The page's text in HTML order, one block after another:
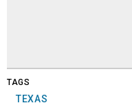
TAGS
TEXAS